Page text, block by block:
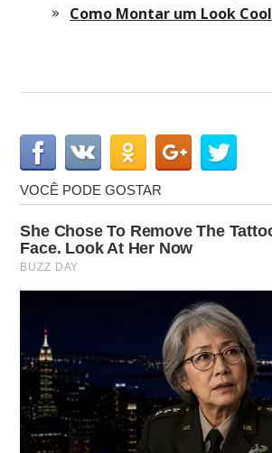
Como Montar um Look Cool